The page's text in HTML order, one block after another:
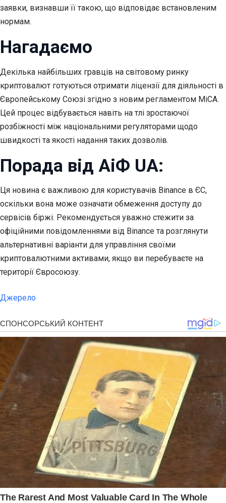
заявки, визнавши її такою, що відповідає встановленим
нормам.
Нагадаємо
Декілька найбільших гравців на світовому ринку
криптовалют готуються отримати ліцензії для діяльності в
Європейському Союзі згідно з новим регламентом MiCA.
Цей процес відбувається навіть на тлі зростаючої
розбіжності між національними регуляторами щодо
швидкості та якості надання таких дозволів.
Порада від АіФ UA:
Ця новина є важливою для користувачів Binance в ЄС,
оскільки вона може означати обмеження доступу до
сервісів біржі. Рекомендується уважно стежити за
офіційними повідомленнями від Binance та розглянути
альтернативні варіанти для управління своїми
криптовалютними активами, якщо ви перебуваєте на
території Євросоюзу.
Джерело